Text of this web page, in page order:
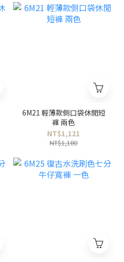
6M21 輕薄款側口袋休閒短
褲 兩色
NT$1,121
NT$1,180